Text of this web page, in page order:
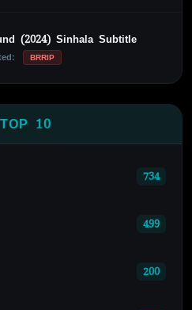
(2024) Sinhala Subtitle
BRRIP
TOP 10
734
499
200